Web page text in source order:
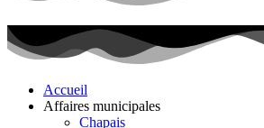
Accueil
Affaires municipales
Chapais